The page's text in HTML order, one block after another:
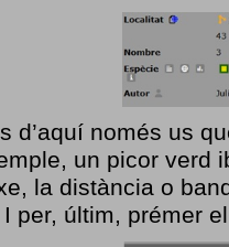
d’aquí només us
un picor verd
la distància o
I per, últim, prémer